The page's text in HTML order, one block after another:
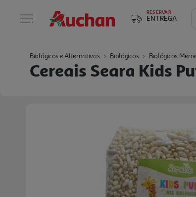
RESERVAR
ENTREGA
Biológicos e Alternativas Biológicos Biológicos
Cereais Seara Kids